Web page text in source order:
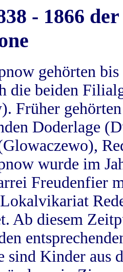
- 1866
gehörten
die beiden
Früher
Doderlage
wurde im
Freudenfier
Ab diesem
sind Kinder aus